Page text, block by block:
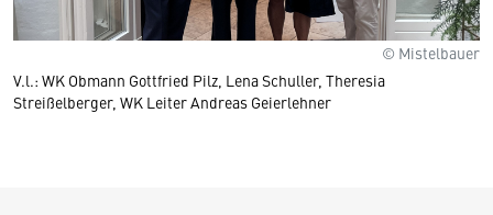
© Mistelbauer
V.l.: WK Obmann Gottfried Pilz, Lena Schuller, Theresia
Streißelberger, WK Leiter Andreas Geierlehner